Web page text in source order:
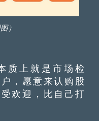
）
上就是市场检
，愿意来认购股
欢迎，比自己打